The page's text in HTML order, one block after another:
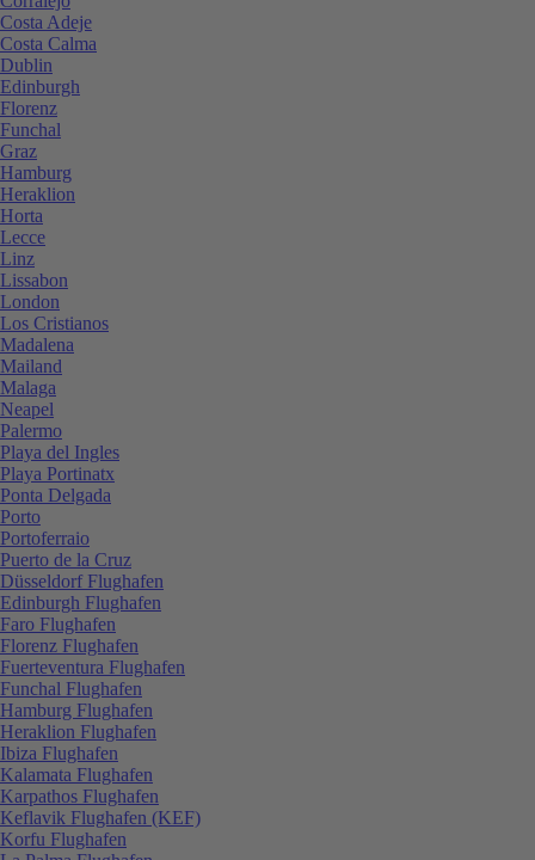
Costa Adeje
Costa Calma
Dublin
Edinburgh
Florenz
Funchal
Graz
Hamburg
Heraklion
Horta
Lecce
Linz
Lissabon
London
Los Cristianos
Madalena
Mailand
Malaga
Neapel
Palermo
Playa del Ingles
Playa Portinatx
Ponta Delgada
Porto
Portoferraio
Puerto de la Cruz
Düsseldorf Flughafen
Edinburgh Flughafen
Faro Flughafen
Florenz Flughafen
Fuerteventura Flughafen
Funchal Flughafen
Hamburg Flughafen
Heraklion Flughafen
Ibiza Flughafen
Kalamata Flughafen
Karpathos Flughafen
Keflavik Flughafen (KEF)
Korfu Flughafen